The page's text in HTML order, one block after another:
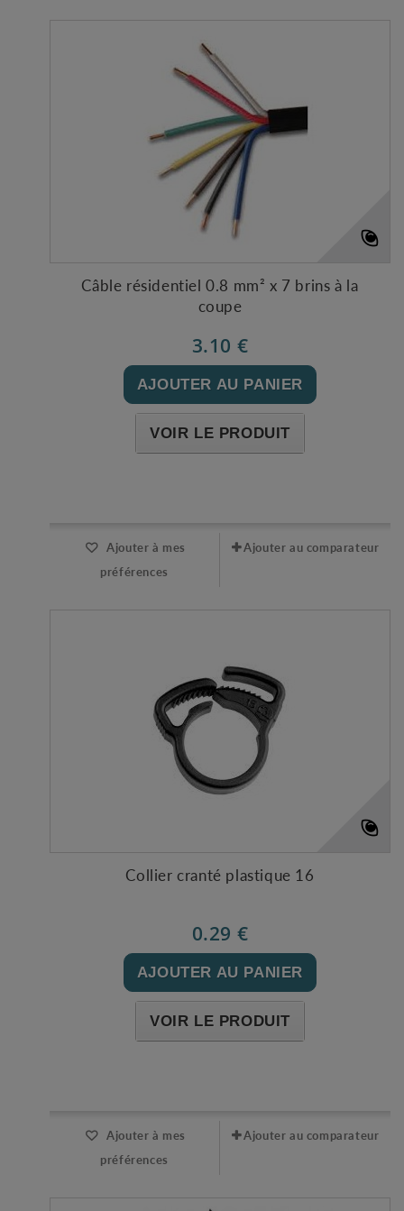
Câble résidentiel 0.8 mm² x 7 brins à la
coupe
3.10 €
AJOUTER AU PANIER
VOIR LE PRODUIT
Ajouter à mes
préférences
Ajouter au comparateur
Collier cranté plastique 16
0.29 €
AJOUTER AU PANIER
VOIR LE PRODUIT
Ajouter à mes
préférences
Ajouter au comparateur